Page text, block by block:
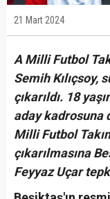
21 Mart 2024
A Milli Futbol
Semih
çıkarıldı. 18
aday kadrosuna
Milli Futbol
çıkarılmasına
Feyyaz Uçar